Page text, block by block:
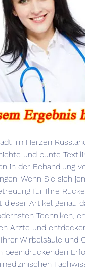
im Herzen
und bunte
in der Behandlung
Wenn Sie sich
für Ihre
dieser Artikel genau
Techniken,
Ärzte und
Wirbelsäule und
beeindruckenden